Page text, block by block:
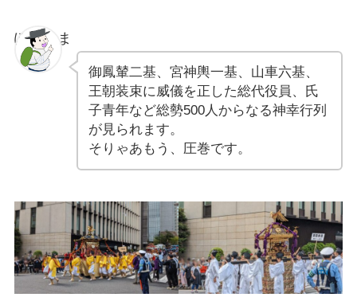
ぽちゃま
御鳳輦二基、宮神輿一基、山車六基、
王朝装束に威儀を正した総代役員、氏
子青年など総勢500人からなる神幸行列
が見られます。
そりゃあもう、圧巻です。